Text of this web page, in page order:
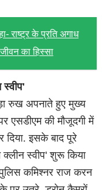
राष्ट्र के प्रति अगाध
का हिस्सा
रुख अपनाते हुए मुख्य
एसडीएम की मौजूदगी में
दिया. इसके बाद पूरे
क्लीन स्वीप' शुरू किया
कमिश्नर राज करन